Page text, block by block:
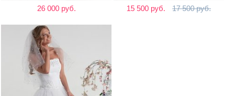
26 000 руб. 15 500 руб. 17 500 руб.